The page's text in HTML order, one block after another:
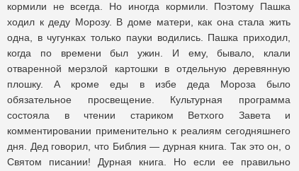
кормили не всегда. Но иногда кормили. Поэтому Пашка
ходил к деду Морозу. В доме матери, как она стала жить
одна, в чугунках только пауки водились. Пашка приходил,
когда по времени был ужин. И ему, бывало, клали
отваренной мерзлой картошки в отдельную деревянную
плошку. А кроме еды в избе деда Мороза было
обязательное просвещение. Культурная программа
состояла в чтении стариком Ветхого Завета и
комментировании применительно к реалиям сегодняшнего
дня. Дед говорил, что Библия — дурная книга. Так это он, о
Святом писании! Дурная книга. Но если ее правильно